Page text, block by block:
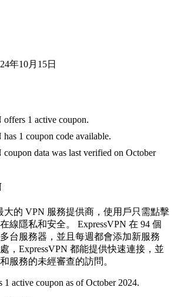
年10月15日
offers 1 active coupon.
1 coupon code available.
coupon data was last verified on October
大的 VPN 服務提供商，使用戶只需點擊
線隱私和安全。 ExpressVPN 在 94 個
台服務器，並且每週都會添加新服務
，ExpressVPN 都能提供快速連接，並
服務的未經審查的訪問。
1 active coupon as of October 2024.